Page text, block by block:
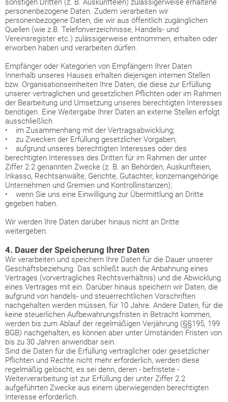
sonstigen Dritten (z. B. Auskunfteien) zulässigerweise erhaltene
personenbezogene Daten. Zudem verarbeiten wir
personenbezogene Daten, die wir aus öffentlich zugänglichen
Quellen (wie z.B. Telefonverzeichnisse, Handels- und
Vereinsregister etc.) zulässigerweise entnommen, erhalten oder
erworben haben und verarbeiten dürfen.
Empfänger oder Kategorien von Empfängern Ihrer Daten
Innerhalb unseres Hauses erhalten diejenigen internen Stellen
bzw. Organisationseinheiten Ihre Daten, die diese zur Erfüllung
unserer vertraglichen und gesetzlichen Pflichten oder im Rahmen
der Bearbeitung und Umsetzung unseres berechtigten Interesses
benötigen. Eine Weitergabe Ihrer Daten an externe Stellen erfolgt
ausschließlich
• im Zusammenhang mit der Vertragsabwicklung;
• zu Zwecken der Erfüllung gesetzlicher Vorgaben,
• aufgrund unseres berechtigten Interesses oder des
berechtigten Interesses des Dritten für im Rahmen der unter
Ziffer 2.2 genannten Zwecke (z. B. an Behörden, Auskunfteien,
Inkasso, Rechtsanwälte, Gerichte, Gutachter, konzernangehörige
Unternehmen und Gremien und Kontrollinstanzen);
• wenn Sie uns eine Einwilligung zur Übermittlung an Dritte
gegeben haben.
Wir werden Ihre Daten darüber hinaus nicht an Dritte
weitergeben.
4. Dauer der Speicherung Ihrer Daten
Wir verarbeiten und speichern Ihre Daten für die Dauer unserer
Geschäftsbeziehung. Das schließt auch die Anbahnung eines
Vertrages (vorvertragliches Rechtsverhältnis) und die Abwicklung
eines Vertrages mit ein. Darüber hinaus speichern wir Daten, die
aufgrund von handels- und steuerrechtlichen Vorschriften
nachgehalten werden müssen, für 10 Jahre. Andere Daten, für die
keine steuerlichen Aufbewahrungsfristen in Betracht kommen,
werden bis zum Ablauf der regelmäßigen Verjährung (§§195, 199
BGB) nachgehalten, es können aber unter Umständen Fristen von
bis zu 30 Jahren anwendbar sein.
Sind die Daten für die Erfüllung vertraglicher oder gesetzlicher
Pflichten und Rechte nicht mehr erforderlich, werden diese
regelmäßig gelöscht, es sei denn, deren - befristete -
Weiterverarbeitung ist zur Erfüllung der unter Ziffer 2.2
aufgeführten Zwecke aus einem überwiegenden berechtigten
Interesse erforderlich.